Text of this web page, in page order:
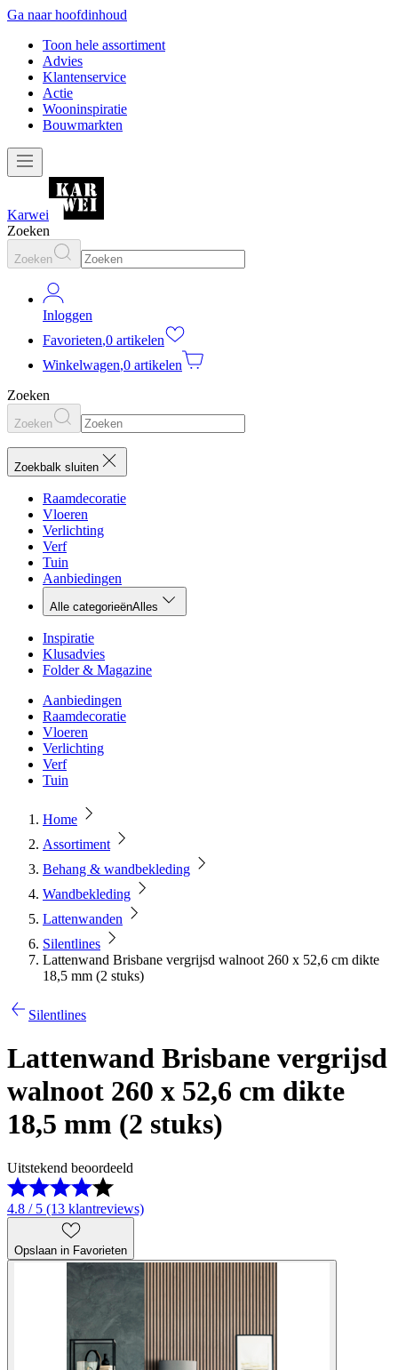
Ga naar hoofdinhoud
Toon hele assortiment
Advies
Klantenservice
Actie
Wooninspiratie
Bouwmarkten
Karwei
Zoeken
Zoeken
Inloggen
Favorieten,0 artikelen
Winkelwagen,0 artikelen
Zoeken
Zoeken
Zoekbalk sluiten
Raamdecoratie
Vloeren
Verlichting
Verf
Tuin
Aanbiedingen
Alle categorieënAlles
Inspiratie
Klusadvies
Folder & Magazine
Aanbiedingen
Raamdecoratie
Vloeren
Verlichting
Verf
Tuin
Home
Assortiment
Behang & wandbekleding
Wandbekleding
Lattenwanden
Silentlines
Lattenwand Brisbane vergrijsd walnoot 260 x 52,6 cm dikte
18,5 mm (2 stuks)
Silentlines
Lattenwand Brisbane vergrijsd
walnoot 260 x 52,6 cm dikte
18,5 mm (2 stuks)
Uitstekend beoordeeld
4.8 / 5 (13 klantreviews)
Opslaan in Favorieten